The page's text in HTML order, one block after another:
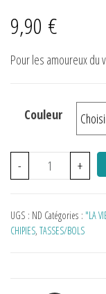
9,90 €
Pour les amoureux du
Couleur
- +
UGS : ND Catégories : "LA
CHIPIES, TASSES/BOLS